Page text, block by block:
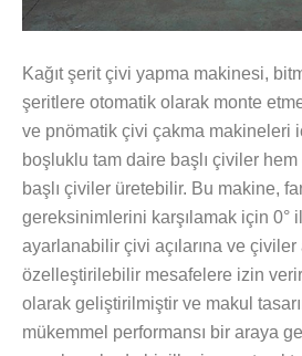
Kağıt şerit çivi yapma makinesi,
şeritlere otomatik olarak monte
ve pnömatik çivi çakma makineleri
boşluklu tam daire başlı çiviler
başlı çiviler üretebilir. Bu makine,
gereksinimlerini karşılamak için 0°
ayarlanabilir çivi açılarına ve çiviler
özelleştirilebilir mesafelere izin
olarak geliştirilmiştir ve makul
mükemmel performansı bir araya